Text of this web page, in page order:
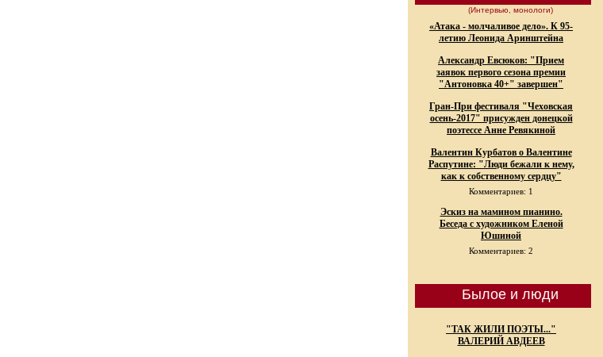
(Интервью, монологи)
«Атака - молчаливое дело». К 95-
летию Леонида Аринштейна
Александр Евсюков: "Прием
заявок первого сезона премии
"Антоновка 40+" завершен"
Гран-При фестиваля "Чеховская
осень-2017" присужден донецкой
поэтессе Анне Ревякиной
Валентин Курбатов о Валентине
Распутине: "Люди бежали к нему,
как к собственному сердцу"
Комментариев: 1
Эскиз на мамином пианино.
Беседа с художником Еленой
Юшиной
Комментариев: 2
Былое и люди
"ТАК ЖИЛИ ПОЭТЫ..."
ВАЛЕРИЙ АВДЕЕВ